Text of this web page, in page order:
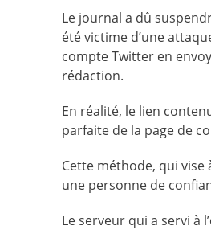
Le journal a dû
été victime d’une
compte Twitter en
rédaction.
En réalité, le lien
parfaite de la page de
Cette méthode, qui
une personne de
Le serveur qui a servi à